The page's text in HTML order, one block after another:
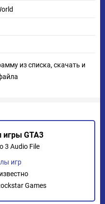
из списка, скачать и
GTA3
3 Audio File
игр
Games